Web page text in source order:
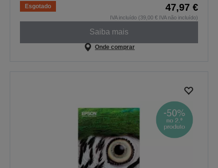
Esgotado 47,97 €
IVA incluído (39,00 € IVA não incluído)
Saiba mais
Onde comprar